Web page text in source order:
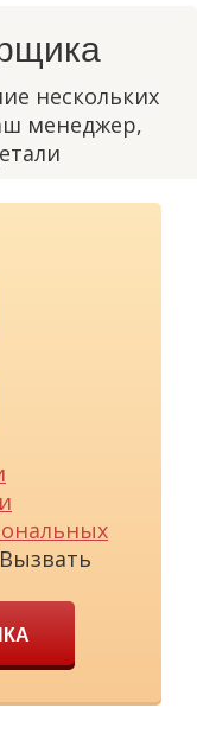
нескольких
менеджер,